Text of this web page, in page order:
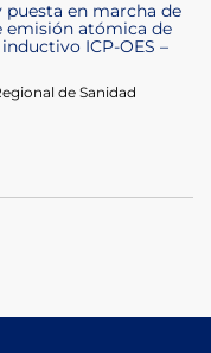
en marcha de
atómica de
ICP-OES –
de Sanidad